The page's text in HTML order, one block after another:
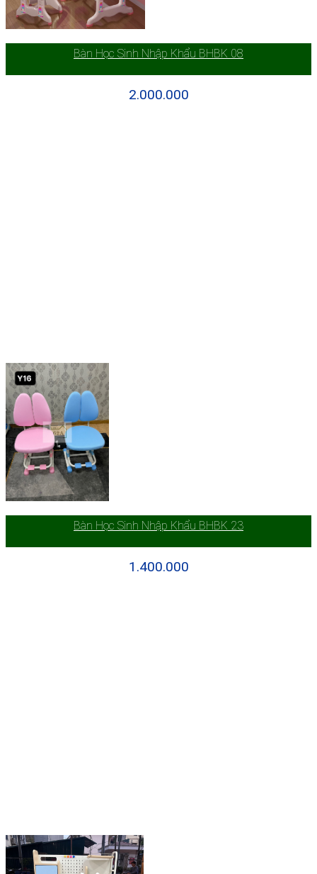
Bàn Học Sinh Nhập Khẩu BHBK 08
2.000.000
Bàn Học Sinh Nhập Khẩu BHBK 23
1.400.000